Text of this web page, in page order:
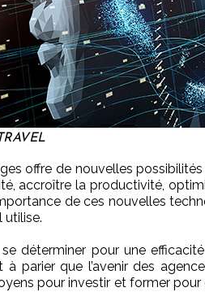
offre de nouvelles
accroître la productivité,
de ces nouvelles
utilise.
déterminer pour une
parier que l’avenir des
pour investir et former pour